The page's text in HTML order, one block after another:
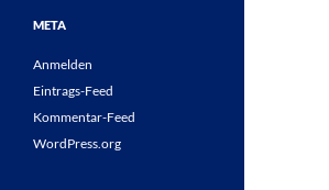
META
Anmelden
Eintrags-Feed
Kommentar-Feed
WordPress.org